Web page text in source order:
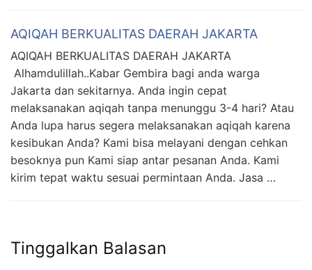
AQIQAH BERKUALITAS DAERAH JAKARTA
AQIQAH BERKUALITAS DAERAH JAKARTA
Alhamdulillah..Kabar Gembira bagi anda warga
Jakarta dan sekitarnya. Anda ingin cepat
melaksanakan aqiqah tanpa menunggu 3-4 hari? Atau
Anda lupa harus segera melaksanakan aqiqah karena
kesibukan Anda? Kami bisa melayani dengan cehkan
besoknya pun Kami siap antar pesanan Anda. Kami
kirim tepat waktu sesuai permintaan Anda. Jasa …
Tinggalkan Balasan